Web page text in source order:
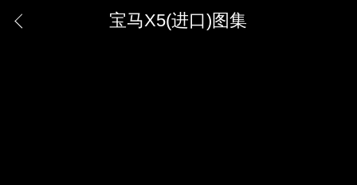
宝马X5(进口)图集